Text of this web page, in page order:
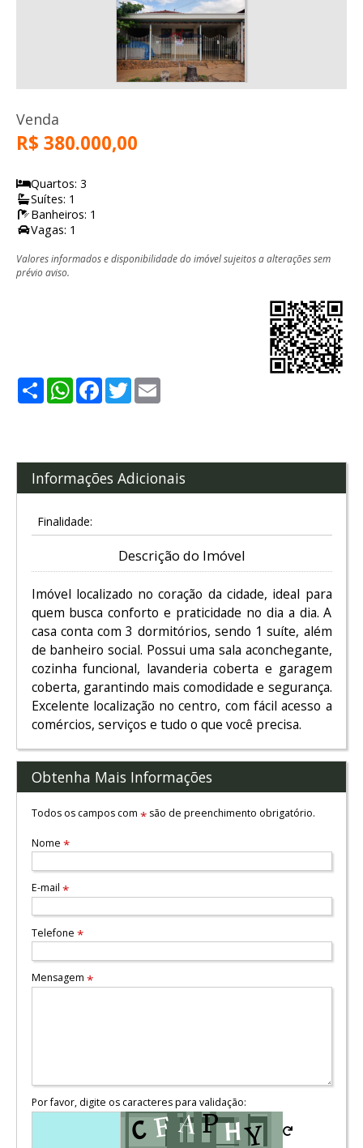
Venda
R$ 380.000,00
Quartos: 3
Suítes: 1
Banheiros: 1
Vagas: 1
Valores informados e disponibilidade do imóvel sujeitos a alterações sem
prévio aviso.
ShareWhatsApp
Facebook
Twitter
Informações Adicionais
Finalidade:
Descrição do Imóvel
Imóvel localizado no coração da cidade, ideal para
quem busca conforto e praticidade no dia a dia. A
casa conta com 3 dormitórios, sendo 1 suíte, além
de banheiro social. Possui uma sala aconchegante,
cozinha funcional, lavanderia coberta e garagem
coberta, garantindo mais comodidade e segurança.
Excelente localização no centro, com fácil acesso a
comércios, serviços e tudo o que você precisa.
Obtenha Mais Informações
Todos os campos com *são de preenchimento obrigatório.
Nome *
E-mail *
Telefone *
Mensagem *
Por favor, digite os caracteres para validação: